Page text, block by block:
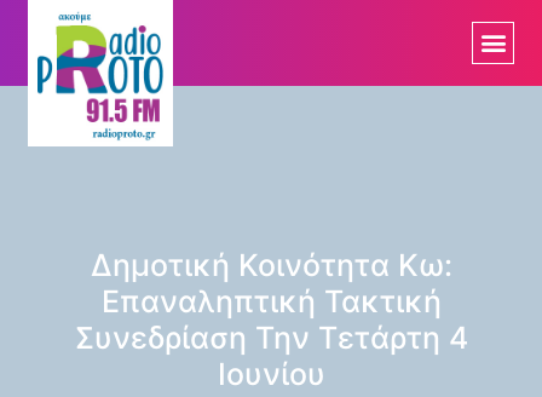
Δημοτική Κοινότητα Κω:
Επαναληπτική Τακτική
Συνεδρίαση Την Τετάρτη 4
Ιουνίου